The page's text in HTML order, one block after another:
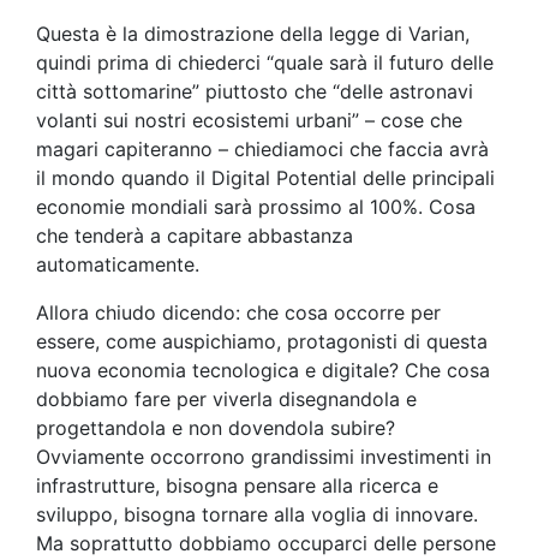
Questa è la dimostrazione della legge di Varian,
quindi prima di chiederci “quale sarà il futuro delle
città sottomarine” piuttosto che “delle astronavi
volanti sui nostri ecosistemi urbani” – cose che
magari capiteranno – chiediamoci che faccia avrà
il mondo quando il Digital Potential delle principali
economie mondiali sarà prossimo al 100%. Cosa
che tenderà a capitare abbastanza
automaticamente.
Allora chiudo dicendo: che cosa occorre per
essere, come auspichiamo, protagonisti di questa
nuova economia tecnologica e digitale? Che cosa
dobbiamo fare per viverla disegnandola e
progettandola e non dovendola subire?
Ovviamente occorrono grandissimi investimenti in
infrastrutture, bisogna pensare alla ricerca e
sviluppo, bisogna tornare alla voglia di innovare.
Ma soprattutto dobbiamo occuparci delle persone